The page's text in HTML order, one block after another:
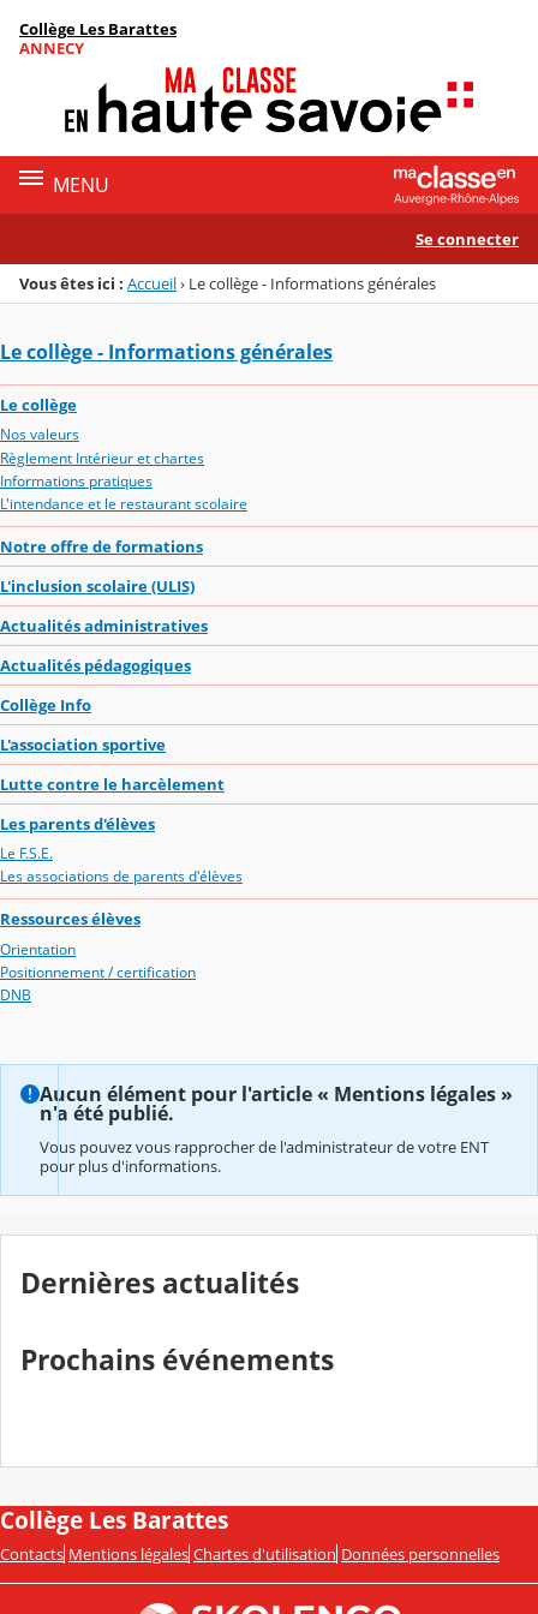
Menu de la rubrique
Contenu
Collège Les Barattes
ANNECY
MENU
Se connecter
Vous êtes ici : Accueil› Le collège - Informations générales
Le collège - Informations générales
Le collège
Nos valeurs
Règlement Intérieur et chartes
Informations pratiques
L'intendance et le restaurant scolaire
Notre offre de formations
L'inclusion scolaire (ULIS)
Actualités administratives
Actualités pédagogiques
Collège Info
L'association sportive
Lutte contre le harcèlement
Les parents d'élèves
Le F.S.E.
Les associations de parents d'élèves
Ressources élèves
Orientation
Positionnement / certification
DNB
Aucun élément pour l'article « Mentions légales »
n'a été publié.
Vous pouvez vous rapprocher de l'administrateur de votre ENT
pour plus d'informations.
Dernières actualités
Prochains événements
Collège Les Barattes
Contacts Mentions légales Chartes d'utilisation Données personnelles